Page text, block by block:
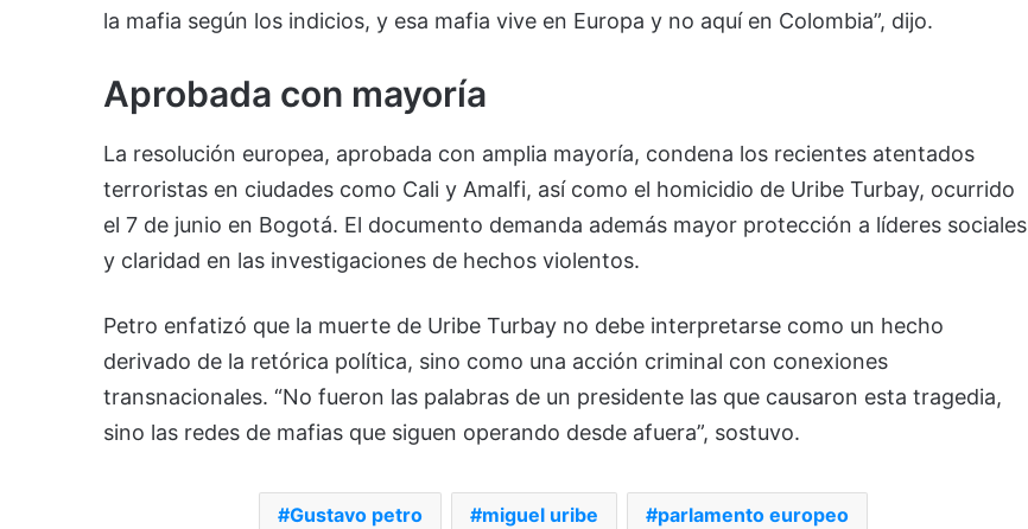
la mafia según los indicios, y esa mafia vive en Europa y no aquí en Colombia”, dijo.
Aprobada con mayoría
La resolución europea, aprobada con amplia mayoría, condena los recientes atentados
terroristas en ciudades como Cali y Amalfi, así como el homicidio de Uribe Turbay, ocurrido
el 7 de junio en Bogotá. El documento demanda además mayor protección a líderes sociales
y claridad en las investigaciones de hechos violentos.
Petro enfatizó que la muerte de Uribe Turbay no debe interpretarse como un hecho
derivado de la retórica política, sino como una acción criminal con conexiones
transnacionales. “No fueron las palabras de un presidente las que causaron esta tragedia,
sino las redes de mafias que siguen operando desde afuera”, sostuvo.
Gustavo petro miguel uribe parlamento europeo